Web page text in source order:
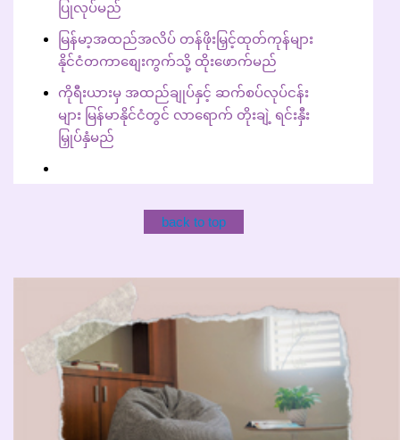
ပြုလုပ်မည်
မြန်မာ့အထည်အလိပ် တန်ဖိုးမြှင့်ထုတ်ကုန်များ
နိုင်ငံတကာစျေးကွက်သို့ ထိုးဖောက်မည်
ကိုရီးယားမှ အထည်ချုပ်နှင့် ဆက်စပ်လုပ်ငန်း
များ မြန်မာနိုင်ငံတွင် လာရောက် တိုးချဲ့ ရင်းနှီး
မြှုပ်နှံမည်
back to top